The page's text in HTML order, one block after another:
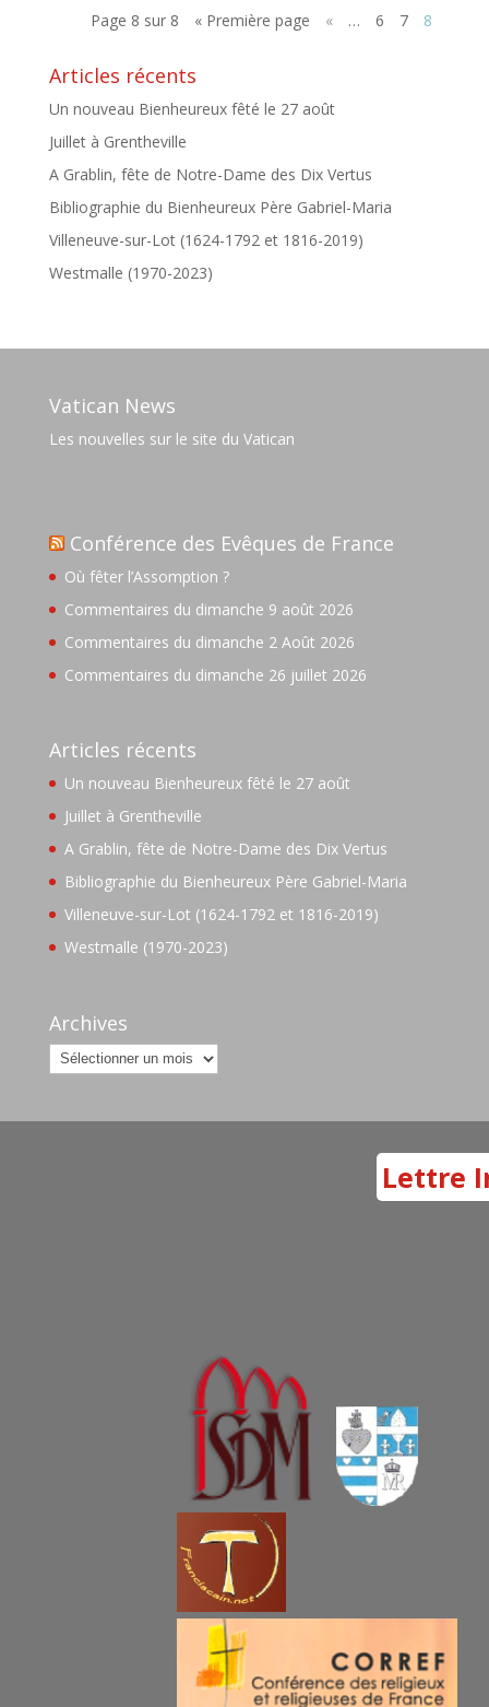
Page 8 sur 8 « Première page « … 6 7 8
Articles récents
Un nouveau Bienheureux fêté le 27 août
Juillet à Grentheville
A Grablin, fête de Notre-Dame des Dix Vertus
Bibliographie du Bienheureux Père Gabriel-Maria
Villeneuve-sur-Lot (1624-1792 et 1816-2019)
Westmalle (1970-2023)
Vatican News
Les nouvelles sur le site du Vatican
Conférence des Evêques de France
Où fêter l’Assomption ?
Commentaires du dimanche 9 août 2026
Commentaires du dimanche 2 Août 2026
Commentaires du dimanche 26 juillet 2026
Articles récents
Un nouveau Bienheureux fêté le 27 août
Juillet à Grentheville
A Grablin, fête de Notre-Dame des Dix Vertus
Bibliographie du Bienheureux Père Gabriel-Maria
Villeneuve-sur-Lot (1624-1792 et 1816-2019)
Westmalle (1970-2023)
Archives
Archives
Lettre